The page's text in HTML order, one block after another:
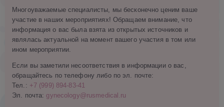
Многоуважаемые специалисты, мы бесконечно ценим ваше
участие в наших мероприятиях! Обращаем внимание, что
информация о вас была взята из открытых источников и
являлась актуальной на момент вашего участия в том или
ином мероприятии.
Если вы заметили несоответствия в информации о вас,
обращайтесь по телефону либо по эл. почте:
Тел.: +7 (999) 894-83-41
Эл. почта: gynecology@rusmedical.ru